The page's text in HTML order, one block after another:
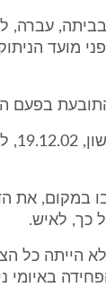
עברה,
מועד
בפעם
ביום
במקום, את
כך, לאיש.
הייתה כל
באיומי